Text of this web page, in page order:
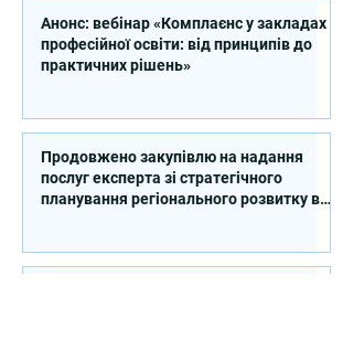
Анонс: вебінар «Комплаєнс у закладах
професійної освіти: від принципів до
практичних рішень»
Продовжено закупівлю на надання
послуг експерта зі стратегічного
планування регіонального розвитку в